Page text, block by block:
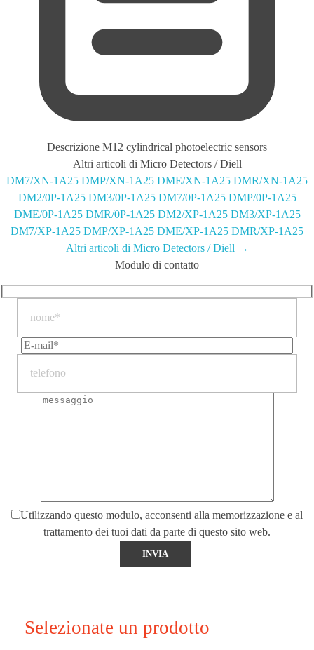
Descrizione M12 cylindrical photoelectric sensors
Altri articoli di Micro Detectors / Diell
DM7/XN-1A25 DMP/XN-1A25 DME/XN-1A25 DMR/XN-1A25
DM2/0P-1A25 DM3/0P-1A25 DM7/0P-1A25 DMP/0P-1A25
DME/0P-1A25 DMR/0P-1A25 DM2/XP-1A25 DM3/XP-1A25
DM7/XP-1A25 DMP/XP-1A25 DME/XP-1A25 DMR/XP-1A25
Altri articoli di Micro Detectors / Diell →
Modulo di contatto
Utilizzando questo modulo, acconsenti alla memorizzazione e al
trattamento dei tuoi dati da parte di questo sito web.
Selezionate un prodotto